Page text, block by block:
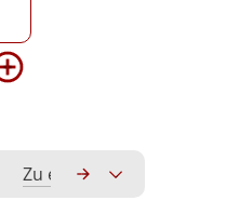
Zu erwerbende